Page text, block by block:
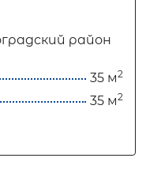
район
35 м2
35 м2